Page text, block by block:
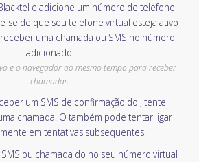
e adicione um número de telefone
se de que seu telefone virtual esteja ativo
uma chamada ou SMS no número
adicionado.
e o navegador ao mesmo tempo para receber
chamadas.
um SMS de confirmação do , tente
chamada. O também pode tentar ligar
em tentativas subsequentes.
ou chamada do no seu número virtual